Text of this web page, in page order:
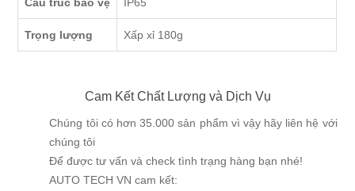
Trọng lượng Xấp xỉ 180g
Cam Kết Chất Lượng và Dịch Vụ
Chúng tôi có hơn 35.000 sản phẩm vì vậy hãy liên hệ với
chúng tôi
Để được tư vấn và check tình trạng hàng bạn nhé!
AUTO TECH VN cam kết: